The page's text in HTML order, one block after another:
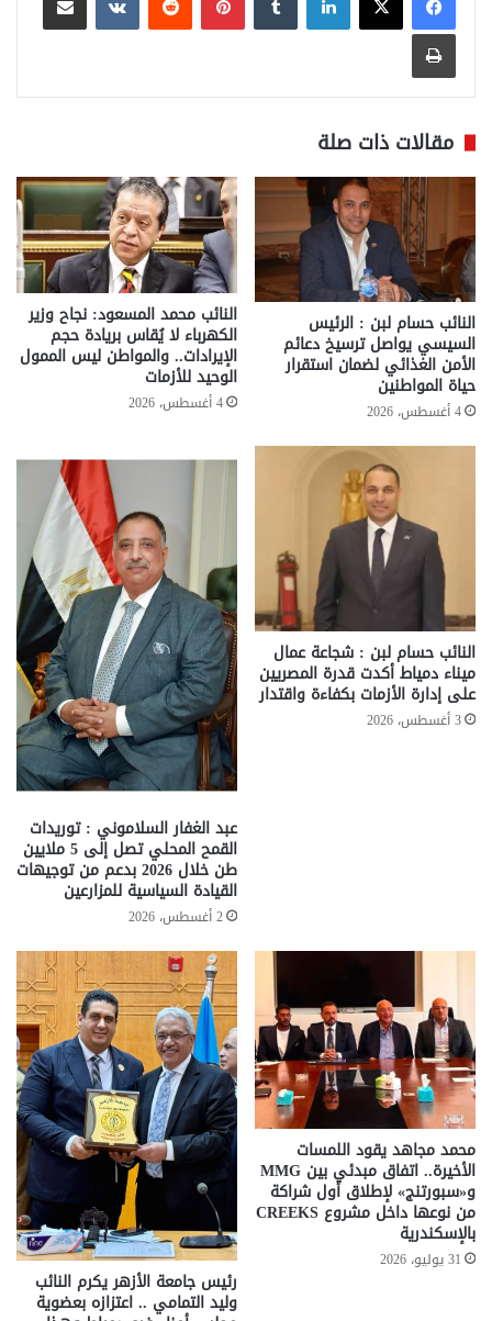
طباعة
مقالات ذات صلة
النائب حسام لبن : الرئيس
السيسي يواصل ترسيخ دعائم
الأمن الغذائي لضمان استقرار
حياة المواطنين
4 أغسطس، 2026
النائب محمد المسعود: نجاح وزير
الكهرباء لا يُقاس بريادة حجم
الإيرادات.. والمواطن ليس الممول
الوحيد للأزمات
4 أغسطس، 2026
النائب حسام لبن : شجاعة عمال
ميناء دمياط أكدت قدرة المصريين
على إدارة الأزمات بكفاءة واقتدار
3 أغسطس، 2026
عبد الغفار السلاموني : توريدات
القمح المحلي تصل إلى 5 ملايين
طن خلال 2026 بدعم من توجيهات
القيادة السياسية للمزارعين
2 أغسطس، 2026
محمد مجاهد يقود اللمسات
الأخيرة.. اتفاق مبدئي بين MMG
و«سبورتنج» لإطلاق أول شراكة
من نوعها داخل مشروع CREEKS
بالإسكندرية
31 يوليو، 2026
رئيس جامعة الأزهر يكرم النائب
وليد التمامي .. اعتزازه بعضوية